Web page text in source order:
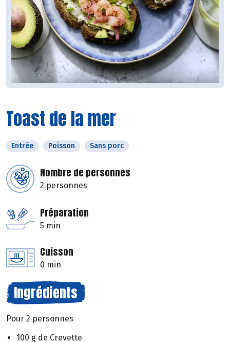
Toast de la mer
Entrée Poisson Sans porc
Nombre de personnes
2 personnes
Préparation
5 min
Cuisson
0 min
Ingrédients
Pour 2 personnes
100 g de Crevette